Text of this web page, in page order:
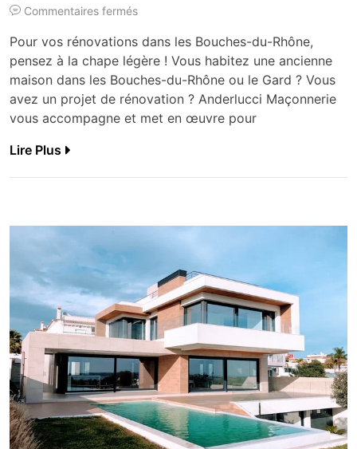
Commentaires fermés
Pour vos rénovations dans les Bouches-du-Rhône,
pensez à la chape légère ! Vous habitez une ancienne
maison dans les Bouches-du-Rhône ou le Gard ? Vous
avez un projet de rénovation ? Anderlucci Maçonnerie
vous accompagne et met en œuvre pour
Lire Plus